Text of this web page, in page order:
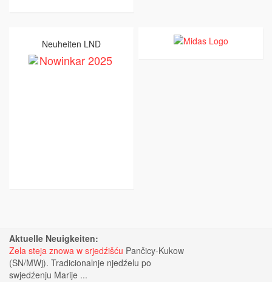
Neuheiten LND
Aktuelle Neuigkeiten:
Zela steja znowa w srjedźišću Pančicy-Kukow
(SN/MWj). Tradicionalnje njedźelu po
swjedźenju Marije ...